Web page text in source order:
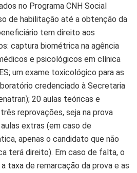
no Programa CNH Social
de habilitação até a obtenção da
tem direito aos
captura biométrica na agência
e psicológicos em clínica
um exame toxicológico para as
credenciado à Secretaria
20 aulas teóricas e
reprovações, seja na prova
extras (em caso de
apenas o candidato que não
terá direito). Em caso de falta, o
taxa de remarcação da prova e as